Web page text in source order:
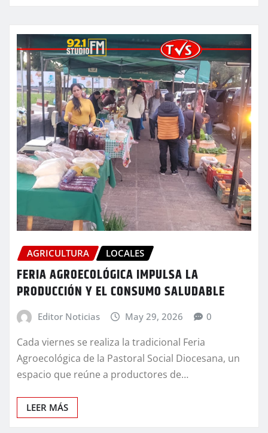
AGRICULTURA LOCALES
FERIA AGROECOLÓGICA IMPULSA LA
PRODUCCIÓN Y EL CONSUMO SALUDABLE
Editor Noticias May 29, 2026 0
Cada viernes se realiza la tradicional Feria
Agroecológica de la Pastoral Social Diocesana, un
espacio que reúne a productores de…
LEER MÁS